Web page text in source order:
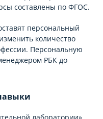
составлены по ФГОС.
персональный
количество
Персональную
РБК до